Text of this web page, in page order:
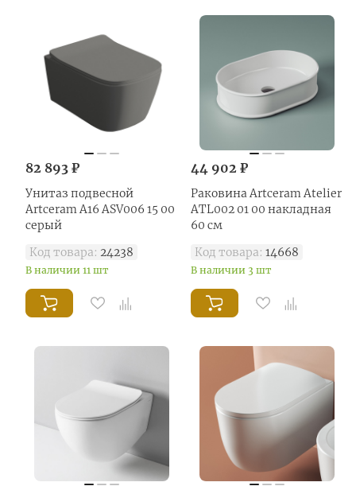
82 893 ₽
Унитаз подвесной
Artceram A16 ASV006 15 00
серый
Код товара: 24238
В наличии 11 шт
44 902 ₽
Раковина Artceram Atelier
ATL002 01 00 накладная
60 см
Код товара: 14668
В наличии 3 шт